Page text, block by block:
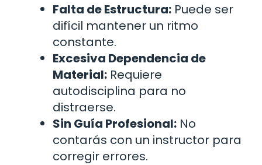
Falta de Estructura: Puede ser
difícil mantener un ritmo
constante.
Excesiva Dependencia de
Material: Requiere
autodisciplina para no
distraerse.
Sin Guía Profesional: No
contarás con un instructor para
corregir errores.